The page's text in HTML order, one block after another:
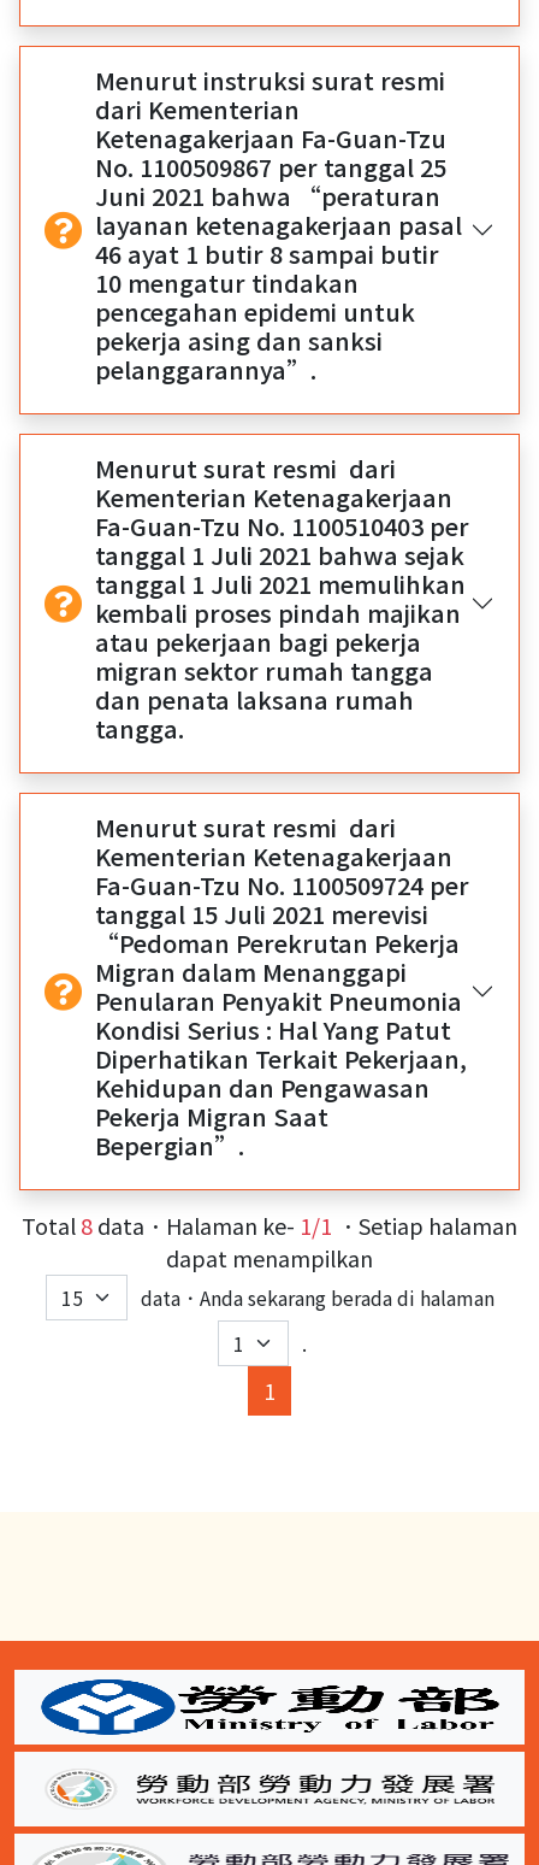
Menurut instruksi surat resmi
dari Kementerian
Ketenagakerjaan Fa-Guan-Tzu
No. 1100509867 per tanggal 25
Juni 2021 bahwa “peraturan
layanan ketenagakerjaan pasal
46 ayat 1 butir 8 sampai butir
10 mengatur tindakan
pencegahan epidemi untuk
pekerja asing dan sanksi
pelanggarannya”.
Menurut surat resmi dari
Kementerian Ketenagakerjaan
Fa-Guan-Tzu No. 1100510403 per
tanggal 1 Juli 2021 bahwa sejak
tanggal 1 Juli 2021 memulihkan
kembali proses pindah majikan
atau pekerjaan bagi pekerja
migran sektor rumah tangga
dan penata laksana rumah
tangga.
Menurut surat resmi dari
Kementerian Ketenagakerjaan
Fa-Guan-Tzu No. 1100509724 per
tanggal 15 Juli 2021 merevisi
“Pedoman Perekrutan Pekerja
Migran dalam Menanggapi
Penularan Penyakit Pneumonia
Kondisi Serius : Hal Yang Patut
Diperhatikan Terkait Pekerjaan,
Kehidupan dan Pengawasan
Pekerja Migran Saat
Bepergian”.
Total8data．Halaman ke- 1/1 ．Setiap halaman
dapat menampilkan
data．Anda sekarang berada di halaman
.
1